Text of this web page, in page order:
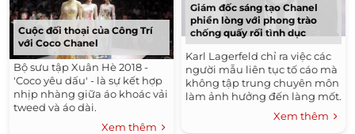
Cuộc đối thoại của Công Trí
với Coco Chanel
Bộ sưu tập Xuân Hè 2018 -
'Coco yêu dấu' - là sự kết hợp
nhịp nhàng giữa áo khoác vải
tweed và áo dài.
Xem thêm
Giám đốc sáng tạo Chanel
phiền lòng với phong trào
chống quấy rối tình dục
Karl Lagerfeld chỉ ra việc các
người mẫu liên tục tố cáo mà
không tập trung chuyên môn
làm ảnh hưởng đến làng mốt.
Xem thêm